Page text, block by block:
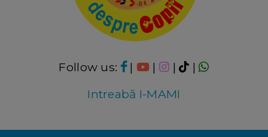
Follow us: | | |
|
Intreabă I-MAMI